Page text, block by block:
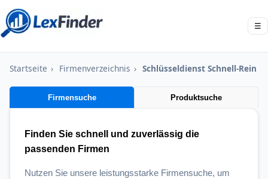
☰
Startseite › Firmenverzeichnis › Schlüsseldienst Schnell-Rein
Firmensuche Produktsuche
Finden Sie schnell und zuverlässig die
passenden Firmen
Nutzen Sie unsere leistungsstarke Firmensuche, um